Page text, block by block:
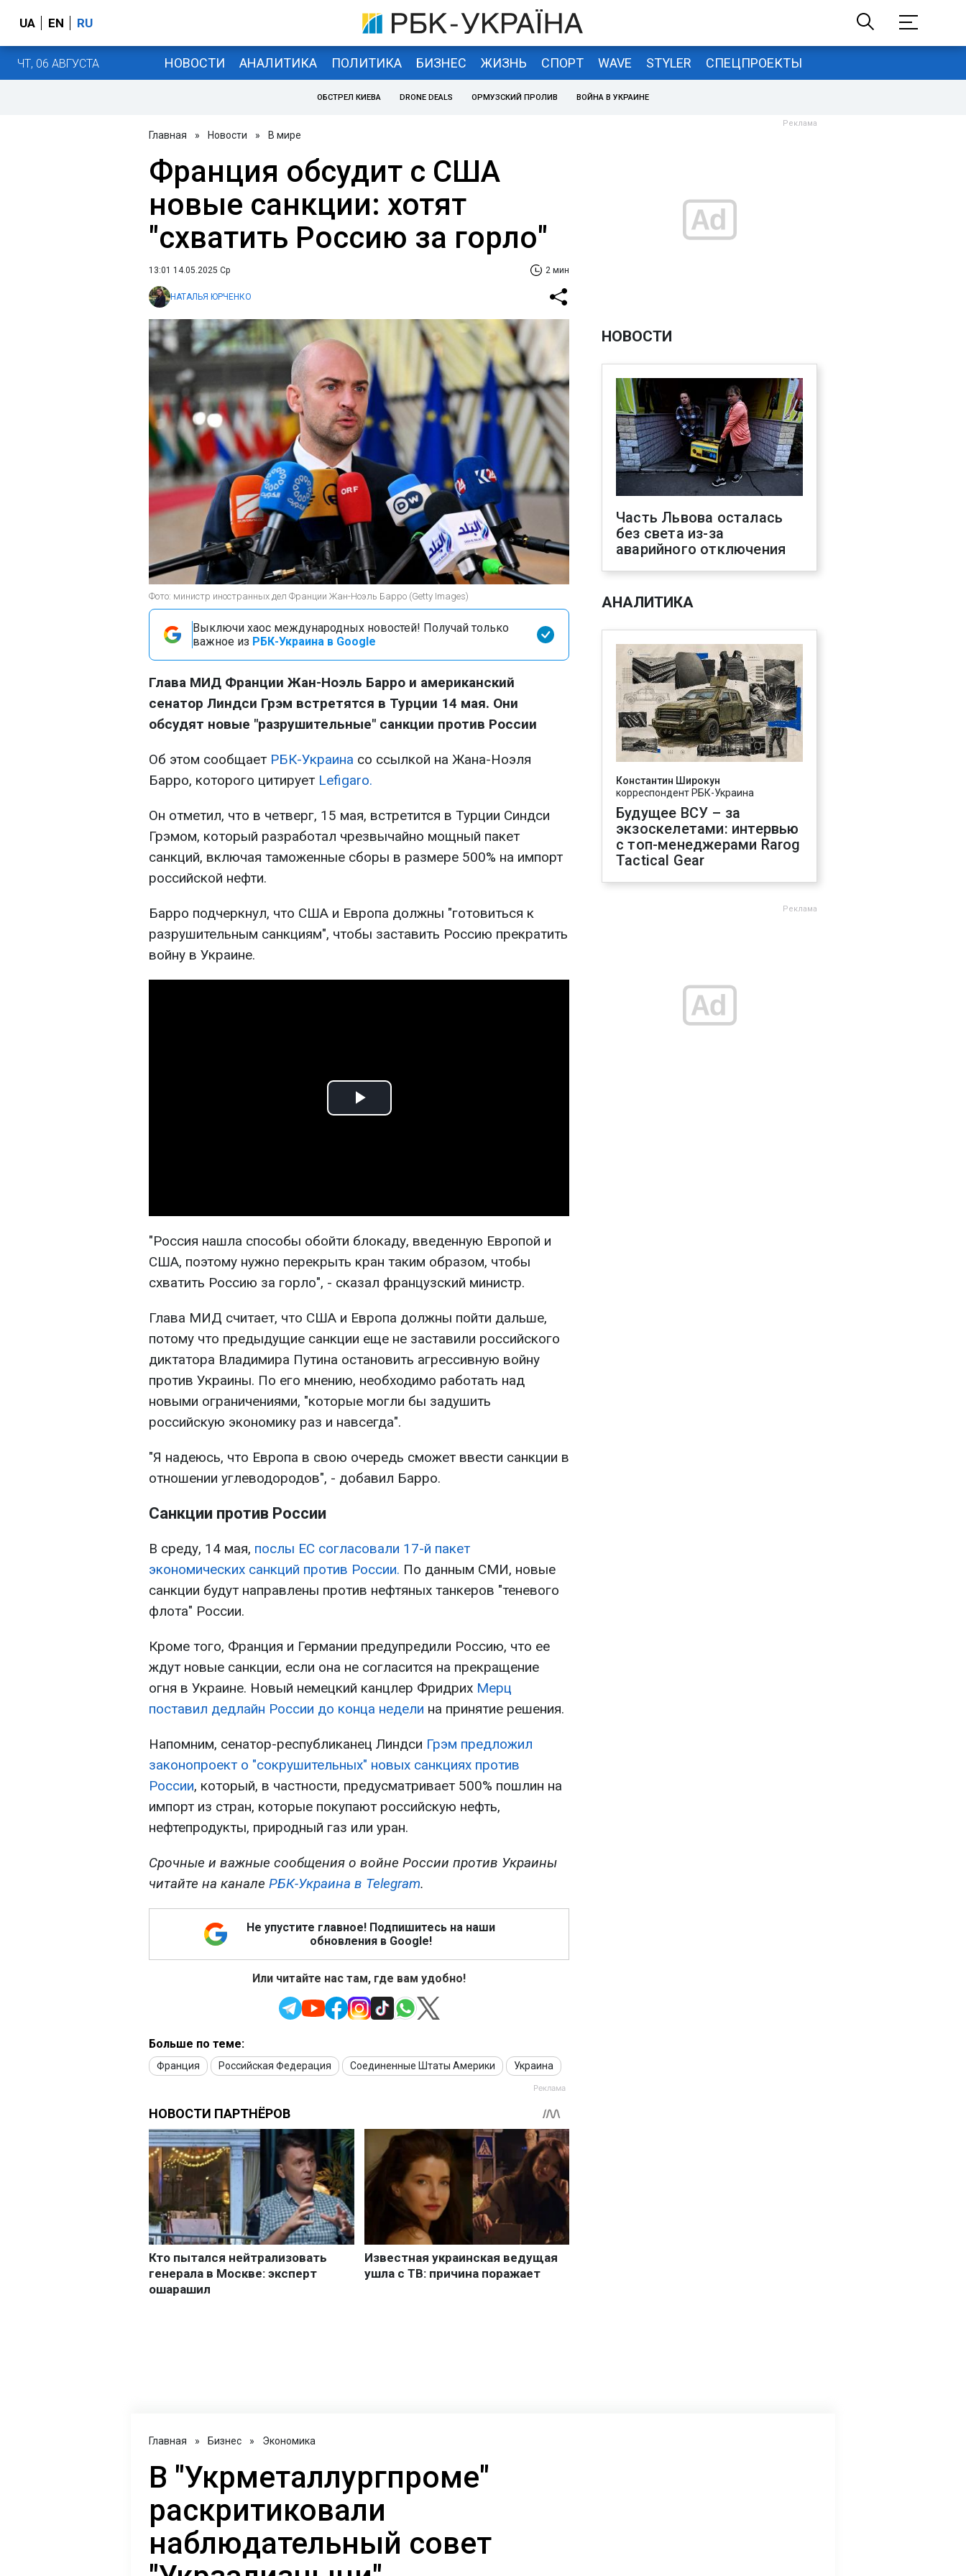
UA EN RU
ЧТ, 06 АВГУСТА НОВОСТИ АНАЛИТИКА ПОЛИТИКА БИЗНЕС ЖИЗНЬ СПОРТ WAVE STYLER СПЕЦПРОЕКТЫ
ОБСТРЕЛ КИЕВА DRONE DEALS ОРМУЗСКИЙ ПРОЛИВ ВОЙНА В УКРАИНЕ
Главная » Новости » В мире
Франция обсудит с США
новые санкции: хотят
"схватить Россию за горло"
13:01 14.05.2025 Ср 2 мин
НАТАЛЬЯ ЮРЧЕНКО
Фото: министр иностранных дел Франции Жан-Ноэль Барро (Getty Images)
Выключи хаос международных новостей! Получай только
важное из РБК-Украина в Google
Глава МИД Франции Жан-Ноэль Барро и американский
сенатор Линдси Грэм встретятся в Турции 14 мая. Они
обсудят новые "разрушительные" санкции против России
Об этом сообщает РБК-Украина со ссылкой на Жана-Ноэля
Барро, которого цитирует Lefigaro.
Он отметил, что в четверг, 15 мая, встретится в Турции Синдси
Грэмом, который разработал чрезвычайно мощный пакет
санкций, включая таможенные сборы в размере 500% на импорт
российской нефти.
Барро подчеркнул, что США и Европа должны "готовиться к
разрушительным санкциям", чтобы заставить Россию прекратить
войну в Украине.
Play
"Россия нашла способы обойти блокаду, введенную Европой и
США, поэтому нужно перекрыть кран таким образом, чтобы
схватить Россию за горло", - сказал французский министр.
Глава МИД считает, что США и Европа должны пойти дальше,
потому что предыдущие санкции еще не заставили российского
диктатора Владимира Путина остановить агрессивную войну
против Украины. По его мнению, необходимо работать над
новыми ограничениями, "которые могли бы задушить
российскую экономику раз и навсегда".
"Я надеюсь, что Европа в свою очередь сможет ввести санкции в
отношении углеводородов", - добавил Барро.
Санкции против России
В среду, 14 мая, послы ЕС согласовали 17-й пакет
экономических санкций против России. По данным СМИ, новые
санкции будут направлены против нефтяных танкеров "теневого
флота" России.
Кроме того, Франция и Германии предупредили Россию, что ее
ждут новые санкции, если она не согласится на прекращение
огня в Украине. Новый немецкий канцлер Фридрих Мерц
поставил дедлайн России до конца недели на принятие решения.
Напомним, сенатор-республиканец Линдси Грэм предложил
законопроект о "сокрушительных" новых санкциях против
России, который, в частности, предусматривает 500% пошлин на
импорт из стран, которые покупают российскую нефть,
нефтепродукты, природный газ или уран.
Срочные и важные сообщения о войне России против Украины
читайте на канале РБК-Украина в Telegram.
Не упустите главное! Подпишитесь на наши
обновления в Google!
Или читайте нас там, где вам удобно!
Больше по теме:
Франция Российская Федерация Соединенные Штаты Америки Украина
НОВОСТИ
Часть Львова осталась
без света из-за
аварийного отключения
АНАЛИТИКА
Константин Широкун
корреспондент РБК-Украина
Будущее ВСУ – за
экзоскелетами: интервью
с топ-менеджерами Rarog
Tactical Gear
Главная » Бизнес » Экономика
В "Укрметаллургпроме"
раскритиковали
наблюдательный совет